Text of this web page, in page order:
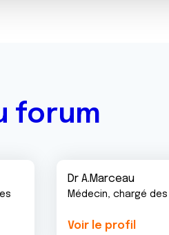
forum
Dr A.Marceau
Médecin, chargé
Voir le profil